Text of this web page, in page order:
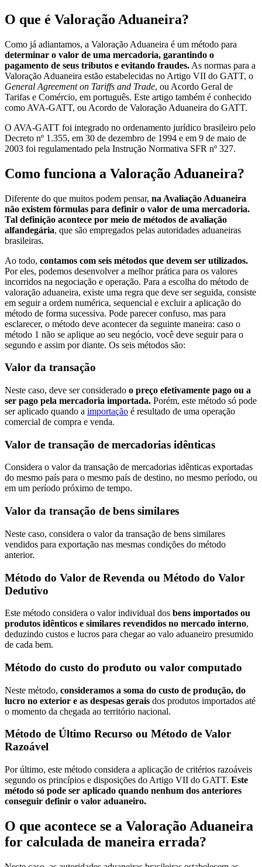
O que é Valoração Aduaneira?
Como já adiantamos, a Valoração Aduaneira é um método para
determinar o valor de uma mercadoria, garantindo o
pagamento de seus tributos e evitando fraudes. As normas para a
Valoração Aduaneira estão estabelecidas no Artigo VII do GATT, o
General Agreement on Tariffs and Trade, ou Acordo Geral de
Tarifas e Comércio, em português. Este artigo também é conhecido
como AVA-GATT, ou Acordo de Valoração Aduaneira do GATT.
O AVA-GATT foi integrado no ordenamento jurídico brasileiro pelo
Decreto nº 1.355, em 30 de dezembro de 1994 e em 9 de maio de
2003 foi regulamentado pela Instrução Normativa SFR nº 327.
Como funciona a Valoração Aduaneira?
Diferente do que muitos podem pensar, na Avaliação Aduaneira
não existem fórmulas para definir o valor de uma mercadoria.
Tal definição acontece por meio de métodos de avaliação
alfandegária, que são empregados pelas autoridades aduaneiras
brasileiras.
Ao todo, contamos com seis métodos que devem ser utilizados.
Por eles, podemos desenvolver a melhor prática para os valores
incorridos na negociação e operação. Para a escolha do método de
valoração aduaneira, existe uma regra que deve ser seguida, consiste
em seguir a ordem numérica, sequencial e excluir a aplicação do
método de forma sucessiva. Pode parecer confuso, mas para
esclarecer, o método deve acontecer da seguinte maneira: caso o
método 1 não se aplique ao seu negócio, você deve seguir para o
segundo e assim por diante. Os seis métodos são:
Valor da transação
Neste caso, deve ser considerado o preço efetivamente pago ou a
ser pago pela mercadoria importada. Porém, este método só pode
ser aplicado quando a importação é resultado de uma operação
comercial de compra e venda.
Valor de transação de mercadorias idênticas
Considera o valor da transação de mercadorias idênticas exportadas
do mesmo país para o mesmo país de destino, no mesmo período, ou
em um período próximo de tempo.
Valor da transação de bens similares
Neste caso, considera o valor da transação de bens similares
vendidos para exportação nas mesmas condições do método
anterior.
Método do Valor de Revenda ou Método do Valor
Dedutivo
Este método considera o valor individual dos bens importados ou
produtos idênticos e similares revendidos no mercado interno,
deduzindo custos e lucros para chegar ao valo aduaneiro presumido
de cada bem.
Método do custo do produto ou valor computado
Neste método, consideramos a soma do custo de produção, do
lucro no exterior e as despesas gerais dos produtos importados até
o momento da chegada ao território nacional.
Método de Último Recurso ou Método de Valor
Razoável
Por último, este método considera a aplicação de critérios razoáveis
segundo os princípios e disposições do Artigo VII do GATT. Este
método só pode ser aplicado quando nenhum dos anteriores
conseguir definir o valor aduaneiro.
O que acontece se a Valoração Aduaneira
for calculada de maneira errada?